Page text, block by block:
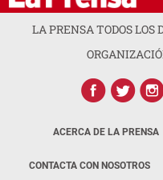
LA PRENSA TODOS LOS
ACERCA DE LA PRENSA
CONTACTA CON NOSOTROS